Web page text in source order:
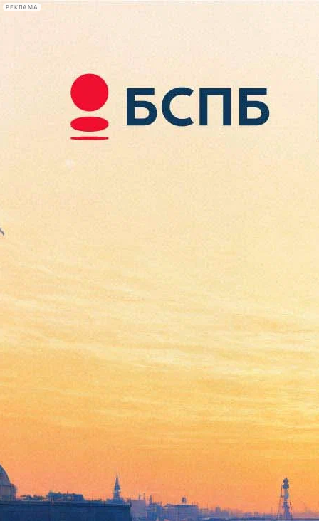
РЕКЛАМА
Сегодня:
2026.08.08
14:49
Афиша Plus
«Наценки порой достигают
200-300%». Смольный
составил реестр
официальных сайтов
учреждений культуры, чтобы
защитить горожан от
мошенников